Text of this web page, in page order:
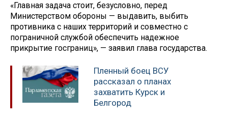
«Главная задача стоит, безусловно, перед
Министерством обороны — выдавить, выбить
противника с наших территорий и совместно с
пограничной службой обеспечить надежное
прикрытие госграниц», — заявил глава государства.
Пленный боец ВСУ
рассказал о планах
захватить Курск и
Белгород